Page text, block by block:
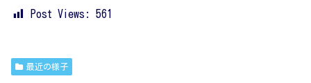
Post Views: 561
最近の様子